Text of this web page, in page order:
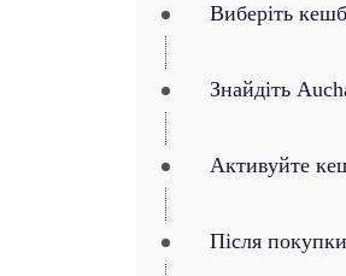
Виберіть
Знайдіть
Активуйте
Після